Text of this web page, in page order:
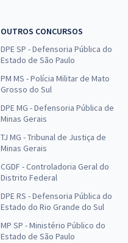
OUTROS CONCURSOS
DPE SP - Defensoria Pública do
Estado de São Paulo
PM MS - Polícia Militar de Mato
Grosso do Sul
DPE MG - Defensoria Pública de
Minas Gerais
TJ MG - Tribunal de Justiça de
Minas Gerais
CGDF - Controladoria Geral do
Distrito Federal
DPE RS - Defensoria Pública do
Estado do Rio Grande do Sul
MP SP - Ministério Público do
Estado de São Paulo